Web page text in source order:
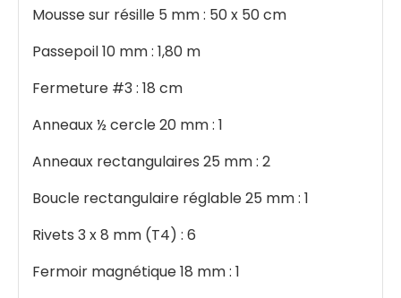
Mousse sur résille 5 mm : 50 x 50 cm
Passepoil 10 mm : 1,80 m
Fermeture #3 : 18 cm
Anneaux ½ cercle 20 mm : 1
Anneaux rectangulaires 25 mm : 2
Boucle rectangulaire réglable 25 mm : 1
Rivets 3 x 8 mm (T4) : 6
Fermoir magnétique 18 mm : 1